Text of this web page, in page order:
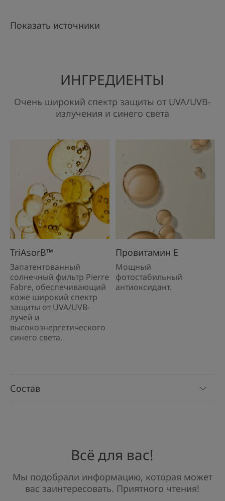
шрамах и татуировках; джунгли, пустыня, тропический климат,
нанесения на кожу, 15 участников.
***HI kinetics, 24 человека, однократное применение.
Показать источники
ИНГРЕДИЕНТЫ
Очень широкий спектр защиты от UVA/UVB-
излучения и синего света
Состав
TriAsorB™
Запатентованный
солнечный фильтр Pierre
Fabre, обеспечивающий
коже широкий спектр
защиты от UVA/UVB-
лучей и
высокоэнергетического
синего света.
Провитамин Е
Мощный
фотостабильный
антиоксидант.
Всё для вас!
Мы подобрали информацию, которая может
вас заинтересовать. Приятного чтения!